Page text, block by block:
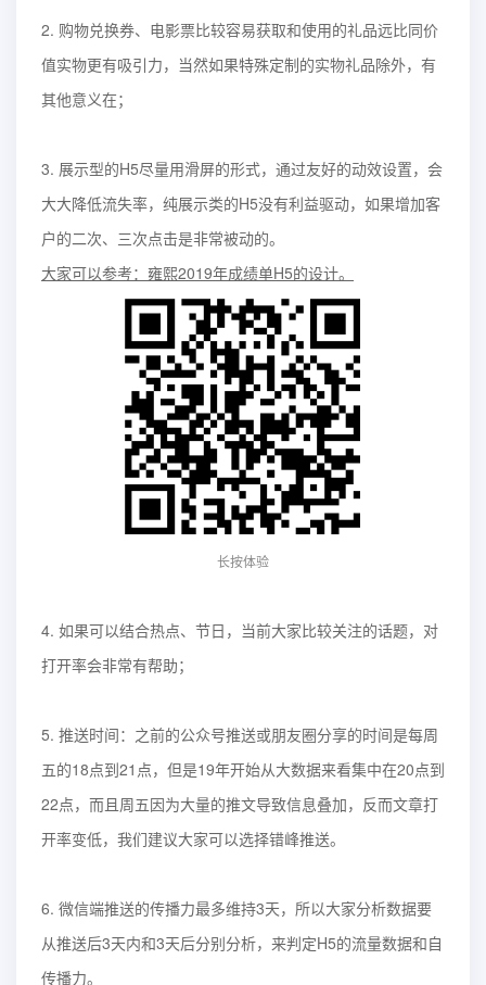
2. 购物兑换券、电影票比较容易获取和使用的礼品远比同价
值实物更有吸引力，当然如果特殊定制的实物礼品除外，有
其他意义在；
3. 展示型的H5尽量用滑屏的形式，通过友好的动效设置，会
大大降低流失率，纯展示类的H5没有利益驱动，如果增加客
户的二次、三次点击是非常被动的。
大家可以参考：雍熙2019年成绩单H5的设计。
长按体验
4. 如果可以结合热点、节日，当前大家比较关注的话题，对
打开率会非常有帮助；
5. 推送时间：之前的公众号推送或朋友圈分享的时间是每周
五的18点到21点，但是19年开始从大数据来看集中在20点到
22点，而且周五因为大量的推文导致信息叠加，反而文章打
开率变低，我们建议大家可以选择错峰推送。
6. 微信端推送的传播力最多维持3天，所以大家分析数据要
从推送后3天内和3天后分别分析，来判定H5的流量数据和自
传播力。